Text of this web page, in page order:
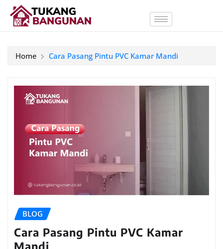
Home Cara Pasang Pintu PVC Kamar Mandi
BLOG
Cara Pasang Pintu PVC Kamar
Mandi